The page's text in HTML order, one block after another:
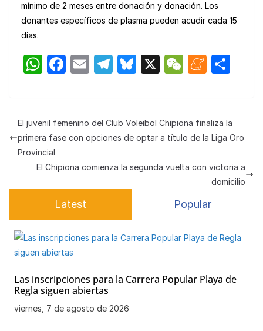
mínimo de 2 meses entre donación y donación. Los
donantes específicos de plasma pueden acudir cada 15
días.
W
s
A
p
p
F
e
b
o
k
E
T
gr
a
m
Bl
s
k
X
W
h
at
M
e
a
m
e
p
ar
tir
El juvenil femenino del Club Voleibol Chipiona finaliza la
primera fase con opciones de optar a título de la Liga Oro
Provincial
El Chipiona comienza la segunda vuelta con victoria a
domicilio
Latest Popular
Las inscripciones para la Carrera Popular Playa de
Regla siguen abiertas
viernes, 7 de agosto de 2026